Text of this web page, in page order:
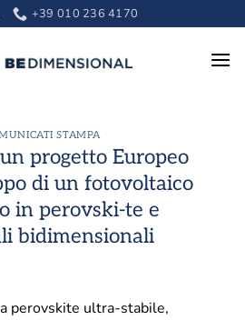
+39 010 236 4170
STAMPA
progetto Europeo
di un fotovoltaico
in perovski-te e
bidimensionali
perovskite ultra-stabile,